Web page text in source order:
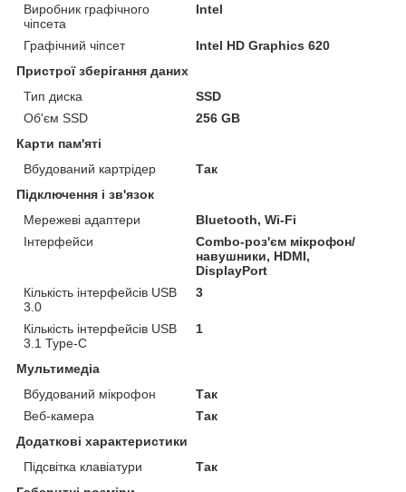
Виробник графічного
чіпсета
Intel
Графічний чіпсет
Intel HD Graphics 620
Пристрої зберігання даних
Тип диска
SSD
Об'єм SSD
256 GB
Карти пам'яті
Вбудований картрідер
Так
Підключення і зв'язок
Мережеві адаптери
Bluetooth, Wi-Fi
Інтерфейси
Combo-роз'єм мікрофон/
навушники, HDMI,
DisplayPort
Кількість інтерфейсів USB
3.0
3
Кількість інтерфейсів USB
3.1 Type-C
1
Мультимедіа
Вбудований мікрофон
Так
Веб-камера
Так
Додаткові характеристики
Підсвітка клавіатури
Так